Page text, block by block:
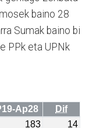
baino 28
Sumak baino bi
PPk eta UPNk